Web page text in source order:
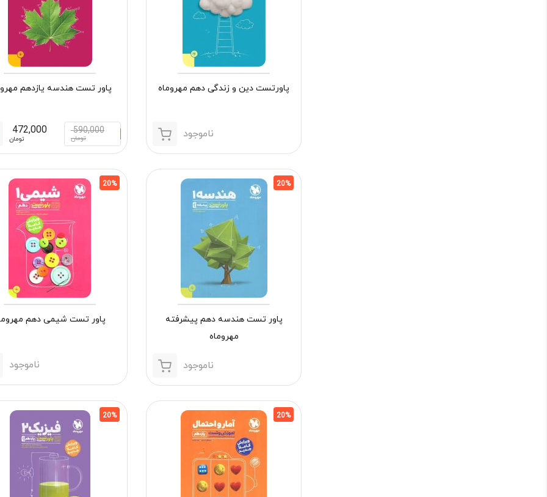
پاورتست دین و زندگی دهم مهروماه
ناموجود
پاور تست هندسه یازدهم
590,000
تومان
472,000
تومان
20%
پاور تست هندسه دهم پیشرفته
مهروماه
ناموجود
20%
پاور تست شیمی دهم
ناموجود
20%
20%